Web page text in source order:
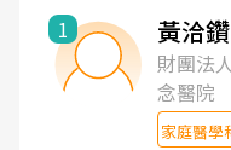
1 黃洽
財團法
念醫院
家庭醫學